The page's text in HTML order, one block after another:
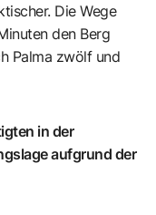
Die Wege
den Berg
Palma zwölf und
in der
aufgrund der